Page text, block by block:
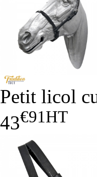
Petit licol
43€91HT